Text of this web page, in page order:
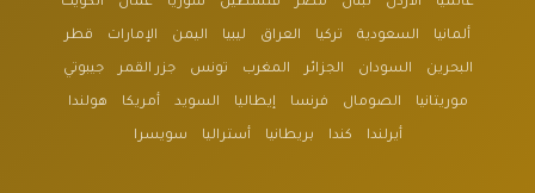
ألمانيا السعودية تركيا العراق ليبيا اليمن الإمارات قطر
البحرين السودان الجزائر المغرب تونس جزر القمر جيبوتي
موريتانيا الصومال فرنسا إيطاليا السويد أمريكا هولندا
أيرلندا كندا بريطانيا أستراليا سويسرا